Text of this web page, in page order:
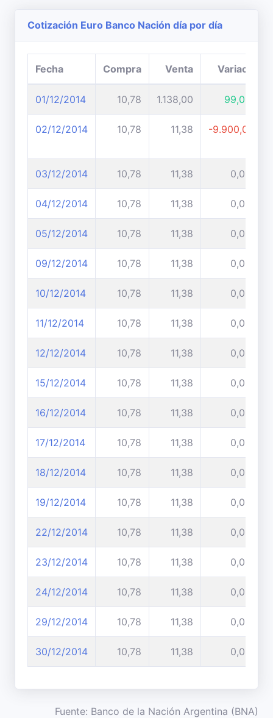
Cotización Euro Banco Nación día por día
Fecha Compra Venta Variación
01/12/2014 10,78 1.138,00 99,00%
02/12/2014 10,78 11,38 -9.900,00%
03/12/2014 10,78 11,38 0,00%
04/12/2014 10,78 11,38 0,00%
05/12/2014 10,78 11,38 0,00%
09/12/2014 10,78 11,38 0,00%
10/12/2014 10,78 11,38 0,00%
11/12/2014 10,78 11,38 0,00%
12/12/2014 10,78 11,38 0,00%
15/12/2014 10,78 11,38 0,00%
16/12/2014 10,78 11,38 0,00%
17/12/2014 10,78 11,38 0,00%
18/12/2014 10,78 11,38 0,00%
19/12/2014 10,78 11,38 0,00%
22/12/2014 10,78 11,38 0,00%
23/12/2014 10,78 11,38 0,00%
24/12/2014 10,78 11,38 0,00%
29/12/2014 10,78 11,38 0,00%
30/12/2014 10,78 11,38 0,00%
Fuente: Banco de la Nación Argentina (BNA)